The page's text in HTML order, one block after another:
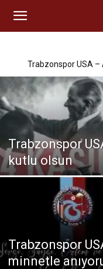
Trabzonspor USA –
Trabzonspor
kutlu olsun
Trabzonspor
minnetle